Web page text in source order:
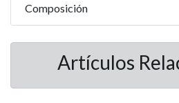
Composición
Artículos